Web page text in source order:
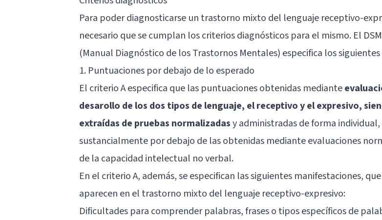
Para poder diagnosticarse un trastorno mixto del lenguaje receptivo-
necesario que se cumplan los criterios diagnósticos para el mismo. El
(Manual Diagnóstico de los Trastornos Mentales) especifica los
1. Puntuaciones por debajo de lo esperado
El criterio A especifica que las puntuaciones obtenidas mediante
desarollo de los dos tipos de lenguaje, el receptivo y el expresivo,
extraídas de pruebas normalizadasy administradas de forma
sustancialmente por debajo de las obtenidas mediante evaluaciones
de la capacidad intelectual no verbal.
En el criterio A, además, se especifican las siguientes manifestaciones, que
aparecen en el trastorno mixto del lenguaje receptivo-expresivo:
Dificultades para comprender palabras, frases o tipos específicos de